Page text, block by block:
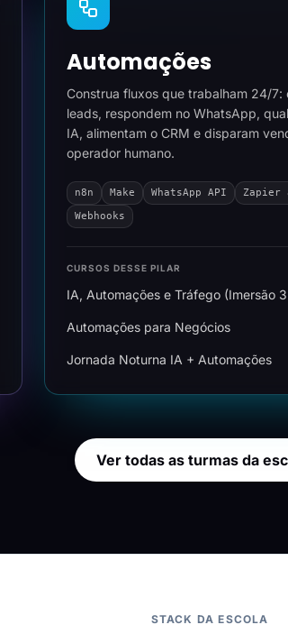
Automações
Construa fluxos que trabalham 24/7:
leads, respondem no WhatsApp,
IA, alimentam o CRM e disparam
operador humano.
n8n Make WhatsApp API
Zapier
Webhooks
CURSOS DESSE PILAR
IA, Automações e Tráfego (Imersão
Automações para Negócios
Jornada Noturna IA + Automações
Ver todas as turmas da
STACK DA ESCOLA